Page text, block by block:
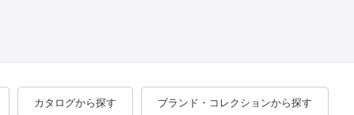
カタログから探す ブランド・コレクションから探す